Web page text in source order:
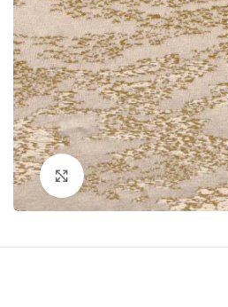
Click to enlarge